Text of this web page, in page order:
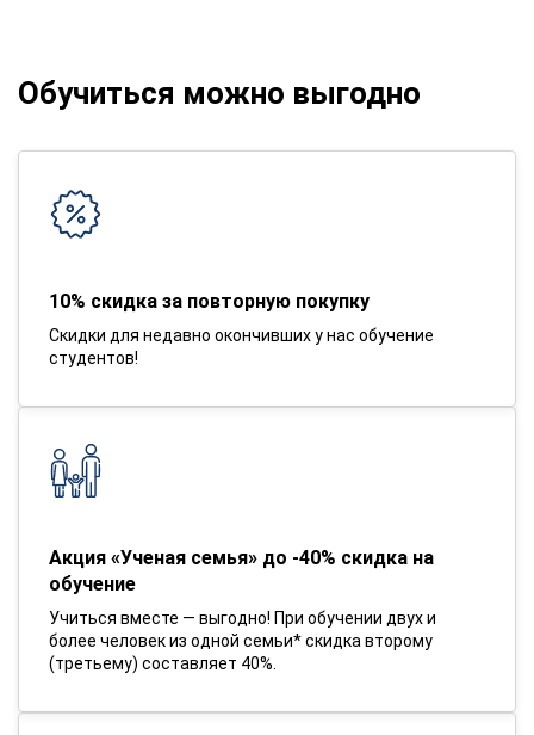
Обучиться можно выгодно
10% скидка за повторную покупку
Скидки для недавно окончивших у нас обучение
студентов!
Акция «Ученая семья» до -40% скидка на
обучение
Учиться вместе — выгодно! При обучении двух и
более человек из одной семьи* скидка второму
(третьему) составляет 40%.